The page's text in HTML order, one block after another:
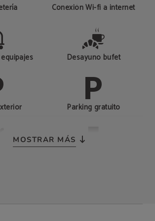
Conexión Wi-fi a internet
Desayuno bufet
Parking gratuito
Carga de vehículos
MOSTRAR MÁS